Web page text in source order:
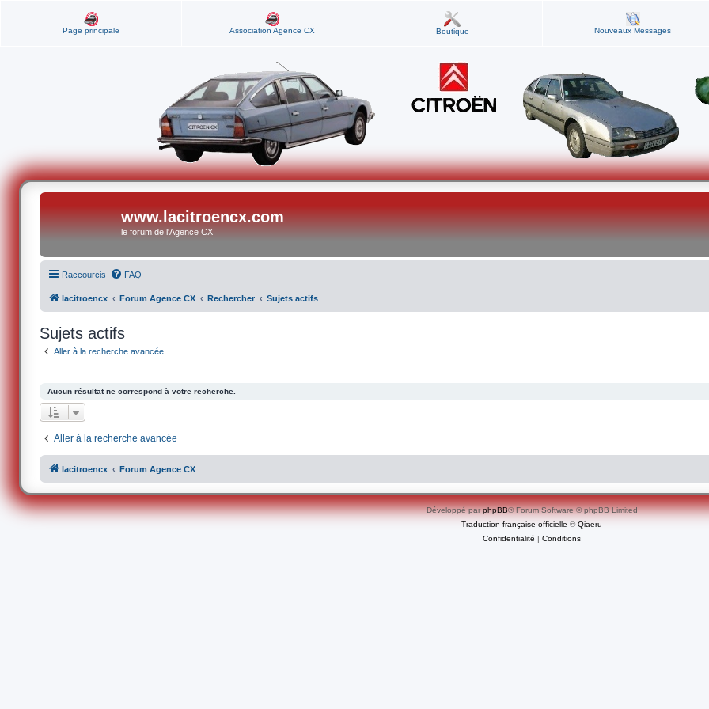
Page principale Association Agence CX Boutique Nouveaux Messages
www.lacitroencx.com
le forum de l'Agence CX
Raccourcis FAQ
lacitroencx Forum Agence CX Rechercher Sujets actifs
Sujets actifs
Aller à la recherche avancée
Aucun résultat ne correspond à votre recherche.
Aller à la recherche avancée
lacitroencx Forum Agence CX
Développé parphpBB® Forum Software © phpBB Limited
Traduction française officielle ©Qiaeru
Confidentialité | Conditions